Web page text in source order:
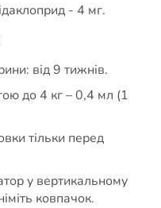
- 4 мг.
від 9 тижнів.
до 4 кг – 0,4 мл (1
тільки перед
у вертикальному
ковпачок.